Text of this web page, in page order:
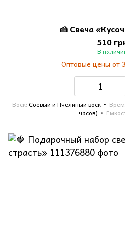
🍰 Свеча
510
В
Оптовые цены от
Воск Соевый и Пчелиный воск
часов)